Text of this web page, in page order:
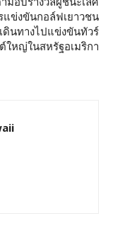
แข่งขันกอล์ฟเยาวชน
ดินทางไปแข่งขันทัวร์
ใหญ่ในสหรัฐอเมริกา